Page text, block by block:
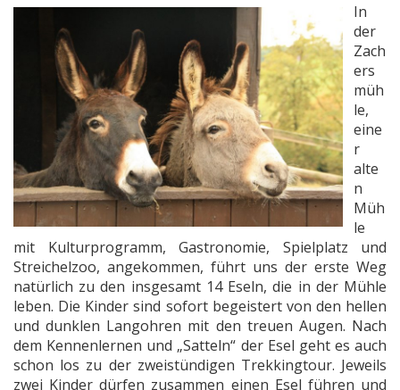
In
der
Zach
ers
müh
le,
eine
r
alte
n
Müh
le
mit Kulturprogramm, Gastronomie, Spielplatz und
Streichelzoo, angekommen, führt uns der erste Weg
natürlich zu den insgesamt 14 Eseln, die in der Mühle
leben. Die Kinder sind sofort begeistert von den hellen
und dunklen Langohren mit den treuen Augen. Nach
dem Kennenlernen und „Satteln“ der Esel geht es auch
schon los zu der zweistündigen Trekkingtour. Jeweils
zwei Kinder dürfen zusammen einen Esel führen und